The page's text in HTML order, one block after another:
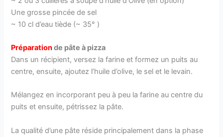
Une grosse pincée de sel
~ 10 cl d’eau tiède (~ 35° )
Préparationde pâte à pizza
Dans un récipient, versez la farine et formez un puits au
centre, ensuite, ajoutez l’huile d’olive, le sel et le levain.
Mélangez en incorporant peu à peu la farine au centre du
puits et ensuite, pétrissez la pâte.
La qualité d’une pâte réside principalement dans la phase